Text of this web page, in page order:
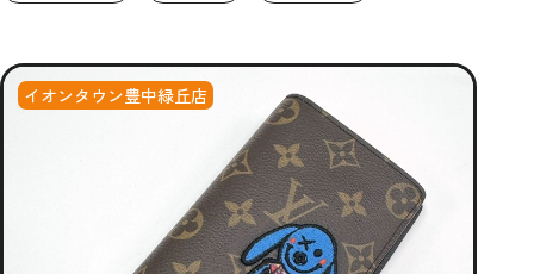
イオンタウン豊中緑丘店